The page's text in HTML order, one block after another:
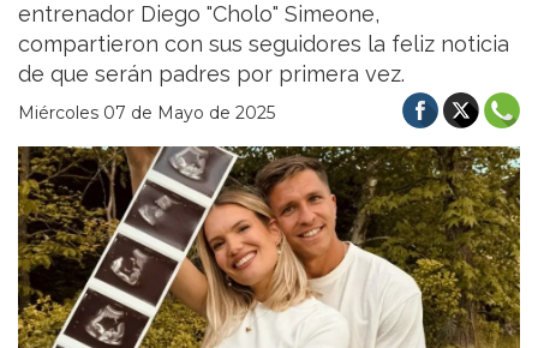
entrenador Diego "Cholo" Simeone,
compartieron con sus seguidores la feliz noticia
de que serán padres por primera vez.
Miércoles 07 de Mayo de 2025